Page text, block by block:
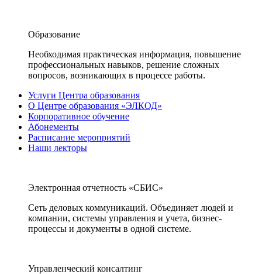
Образование
Необходимая практическая информация, повышение
профессиональных навыков, решение сложных
вопросов, возникающих в процессе работы.
Услуги Центра образования
О Центре образования «ЭЛКОД»
Корпоративное обучение
Абонементы
Расписание мероприятий
Наши лекторы
Электронная отчетность «СБИС»
Сеть деловых коммуникаций. Объединяет людей и
компании, системы управления и учета, бизнес-
процессы и документы в одной системе.
Управленческий консалтинг